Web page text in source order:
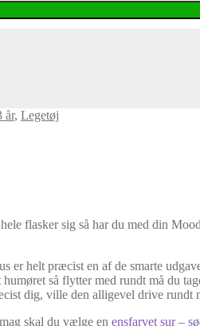
år, Legetøj
flasker sig så har du med din
helt præcist en af de smarte
så flytter med rundt må du
dig, ville den alligevel drive rundt
skal du vælge en ensfarvet sur –